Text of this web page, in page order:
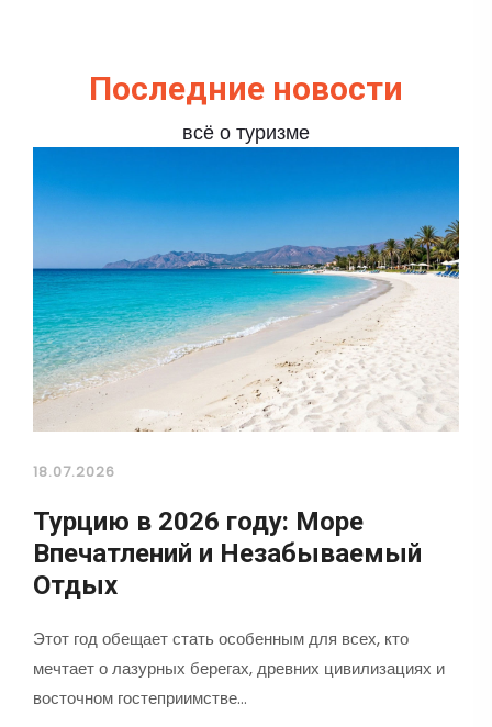
Последние новости
всё о туризме
18.07.2026
Турцию в 2026 году: Море
Впечатлений и Незабываемый
Отдых
Этот год обещает стать особенным для всех, кто
мечтает о лазурных берегах, древних цивилизациях и
восточном гостеприимстве…